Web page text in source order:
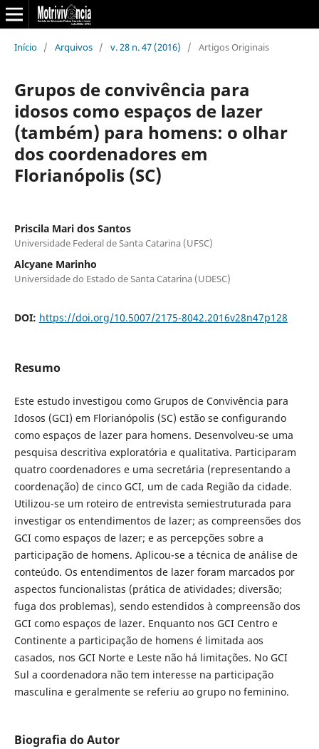
Início / Arquivos / v. 28 n. 47 (2016) / Artigos Originais
Grupos de convivência para
idosos como espaços de lazer
(também) para homens: o olhar
dos coordenadores em
Florianópolis (SC)
Priscila Mari dos Santos
Universidade Federal de Santa Catarina (UFSC)
Alcyane Marinho
Universidade do Estado de Santa Catarina (UDESC)
DOI: https://doi.org/10.5007/2175-8042.2016v28n47p128
Resumo
Este estudo investigou como Grupos de Convivência para
Idosos (GCI) em Florianópolis (SC) estão se configurando
como espaços de lazer para homens. Desenvolveu-se uma
pesquisa descritiva exploratória e qualitativa. Participaram
quatro coordenadores e uma secretária (representando a
coordenação) de cinco GCI, um de cada Região da cidade.
Utilizou-se um roteiro de entrevista semiestruturada para
investigar os entendimentos de lazer; as compreensões dos
GCI como espaços de lazer; e as percepções sobre a
participação de homens. Aplicou-se a técnica de análise de
conteúdo. Os entendimentos de lazer foram marcados por
aspectos funcionalistas (prática de atividades; diversão;
fuga dos problemas), sendo estendidos à compreensão dos
GCI como espaços de lazer. Enquanto nos GCI Centro e
Continente a participação de homens é limitada aos
casados, nos GCI Norte e Leste não há limitações. No GCI
Sul a coordenadora não tem interesse na participação
masculina e geralmente se referiu ao grupo no feminino.
Biografia do Autor